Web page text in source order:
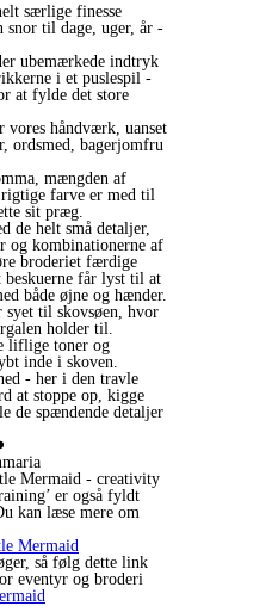
særlige finesse
snor til dage, uger, år -
ubemærkede indtryk
i et puslespil -
at fylde det store
vores håndværk, uanset
ordsmed, bagerjomfru
mængden af
farve er med til
sit præg.
de helt små detaljer,
og kombinationerne af
broderiet færdige
beskuerne får lyst til at
både øjne og hænder.
syet til skovsøen, hvor
holder til.
liflige toner og
inde i skoven.
- her i den travle
at stoppe op, kigge
de spændende detaljer
Mermaid - creativity
er også fyldt
kan læse mere om
Mermaid
så følg dette link
eventyr og broderi